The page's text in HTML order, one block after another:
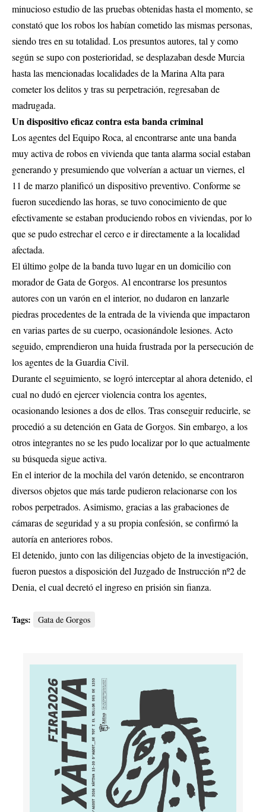
minucioso estudio de las pruebas obtenidas hasta el momento, se
constató que los robos los habían cometido las mismas personas,
siendo tres en su totalidad. Los presuntos autores, tal y como
según se supo con posterioridad, se desplazaban desde Murcia
hasta las mencionadas localidades de la Marina Alta para
cometer los delitos y tras su perpetración, regresaban de
madrugada.
Un dispositivo eficaz contra esta banda criminal
Los agentes del Equipo Roca, al encontrarse ante una banda
muy activa de robos en vivienda que tanta alarma social estaban
generando y presumiendo que volverían a actuar un viernes, el
11 de marzo planificó un dispositivo preventivo. Conforme se
fueron sucediendo las horas, se tuvo conocimiento de que
efectivamente se estaban produciendo robos en viviendas, por lo
que se pudo estrechar el cerco e ir directamente a la localidad
afectada.
El último golpe de la banda tuvo lugar en un domicilio con
morador de Gata de Gorgos. Al encontrarse los presuntos
autores con un varón en el interior, no dudaron en lanzarle
piedras procedentes de la entrada de la vivienda que impactaron
en varias partes de su cuerpo, ocasionándole lesiones. Acto
seguido, emprendieron una huida frustrada por la persecución de
los agentes de la Guardia Civil.
Durante el seguimiento, se logró interceptar al ahora detenido, el
cual no dudó en ejercer violencia contra los agentes,
ocasionando lesiones a dos de ellos. Tras conseguir reducirle, se
procedió a su detención en Gata de Gorgos. Sin embargo, a los
otros integrantes no se les pudo localizar por lo que actualmente
su búsqueda sigue activa.
En el interior de la mochila del varón detenido, se encontraron
diversos objetos que más tarde pudieron relacionarse con los
robos perpetrados. Asimismo, gracias a las grabaciones de
cámaras de seguridad y a su propia confesión, se confirmó la
autoría en anteriores robos.
El detenido, junto con las diligencias objeto de la investigación,
fueron puestos a disposición del Juzgado de Instrucción nº2 de
Denia, el cual decretó el ingreso en prisión sin fianza.
Tags: Gata de Gorgos